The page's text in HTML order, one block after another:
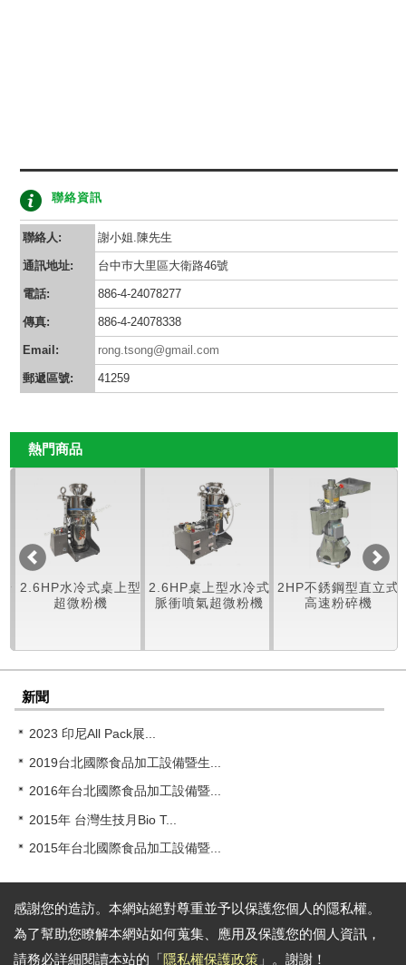
感謝您的造訪。本網站絕對尊重並予以保護您個人的隱私權。
為了幫助您瞭解本網站如何蒐集、應用及保護您的個人資訊，
請務必詳細閱讀本站的「隱私權保護政策 」。謝謝！
聯絡資訊
聯絡人: 謝小姐.陳先生
通訊地址: 台中巿大里區大衛路46號
電話: 886-4-24078277
傳真: 886-4-24078338
Email: rong.tsong@gmail.com
郵遞區號: 41259
熱門商品
桌上型 2.6HP桌上型水冷式
脈衝噴氣超微粉機
2HP不銹鋼型直立式
高速粉碎機
1HP不銹鋼型
速粉碎
新聞
2023 印尼All Pack展...
2019台北國際食品加工設備暨生...
2016年台北國際食品加工設備暨...
2015年 台灣生技月Bio T...
2015年台北國際食品加工設備暨...
通訊地址: 台中巿大里區大衛路46號
電話: 886-4-24078277 傳真: 886-4-24078338